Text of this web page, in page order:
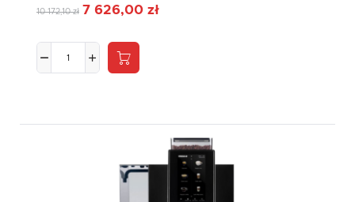
10 172,10 zł 7 626,00 zł